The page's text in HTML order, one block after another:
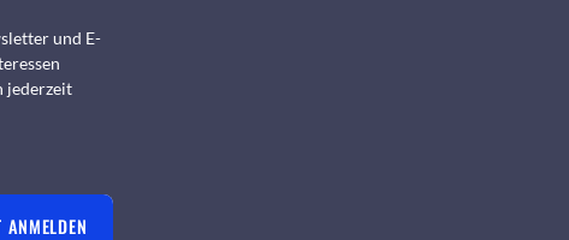
und E-
jederzeit
ANMELDEN